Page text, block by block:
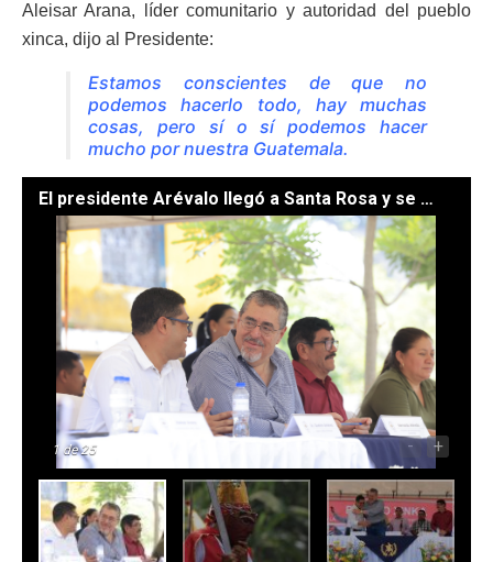
Aleisar Arana, líder comunitario y autoridad del pueblo
xinca, dijo al Presidente:
Estamos conscientes de que no
podemos hacerlo todo, hay muchas
cosas, pero sí o sí podemos hacer
mucho por nuestra Guatemala.
El presidente Arévalo llegó a Santa Rosa y se reunió con el Parlamento del Pueblo Xinka. /Foto: Gilber García
1 de 25 - +